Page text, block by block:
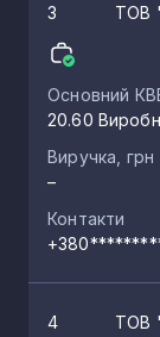
3 ТОВ
Основний
20.60
Виручка, грн
–
Контакти
4 ТОВ